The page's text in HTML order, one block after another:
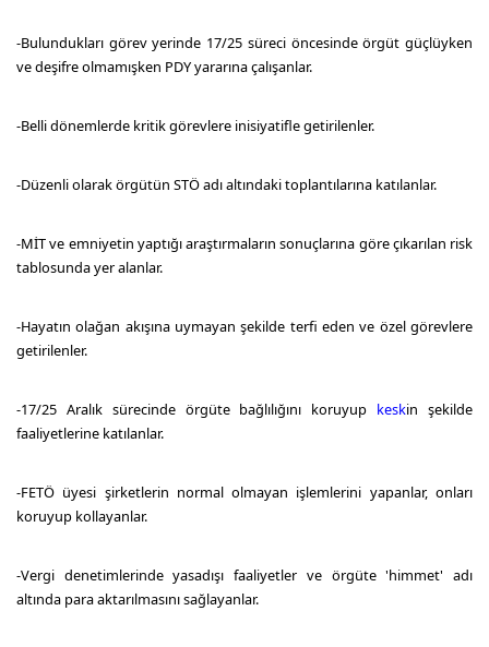
-Bulundukları görev yerinde 17/25 süreci öncesinde örgüt güçlüyken
ve deşifre olmamışken PDY yararına çalışanlar.
-Belli dönemlerde kritik görevlere inisiyatifle getirilenler.
-Düzenli olarak örgütün STÖ adı altındaki toplantılarına katılanlar.
-MİT ve emniyetin yaptığı araştırmaların sonuçlarına göre çıkarılan risk
tablosunda yer alanlar.
-Hayatın olağan akışına uymayan şekilde terfi eden ve özel görevlere
getirilenler.
-17/25 Aralık sürecinde örgüte bağlılığını koruyup keskin şekilde
faaliyetlerine katılanlar.
-FETÖ üyesi şirketlerin normal olmayan işlemlerini yapanlar, onları
koruyup kollayanlar.
-Vergi denetimlerinde yasadışı faaliyetler ve örgüte 'himmet' adı
altında para aktarılmasını sağlayanlar.